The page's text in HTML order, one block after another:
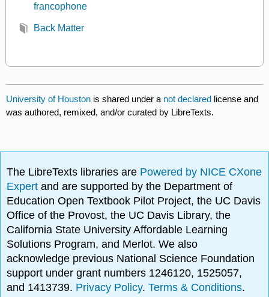
francophone
Back Matter
University of Houston is shared under a not declared license and
was authored, remixed, and/or curated by LibreTexts.
The LibreTexts libraries are Powered by NICE CXone
Expertand are supported by the Department of
Education Open Textbook Pilot Project, the UC Davis
Office of the Provost, the UC Davis Library, the
California State University Affordable Learning
Solutions Program, and Merlot. We also
acknowledge previous National Science Foundation
support under grant numbers 1246120, 1525057,
and 1413739. Privacy Policy.Terms & Conditions.